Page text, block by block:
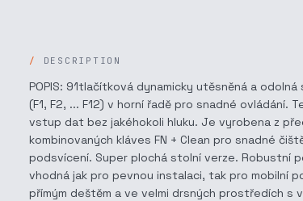
DESCRIPTION
POPIS: 91tlačítková dynamicky utěsněná a
(F1, F2, ... F12) v horní řadě pro snadné
vstup dat bez jakéhokoli hluku. Je vyrobena z
kombinovaných kláves FN + Clean pro snadné
podsvícení. Super plochá stolní verze. Robustní
vhodná jak pro pevnou instalaci, tak pro mobilní
přímým deštěm a ve velmi drsných prostředích s